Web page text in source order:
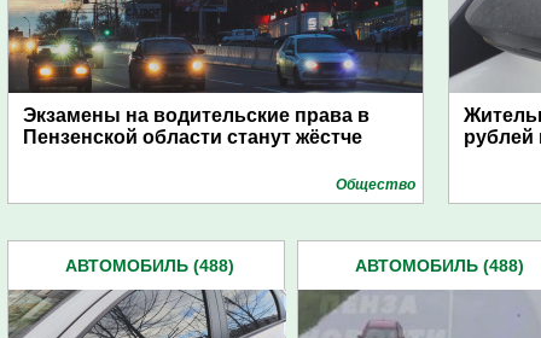
Экзамены на водительские права в
Пензенской области станут жёстче
Общество
рублей
АВТОМОБИЛЬ (488) АВТОМОБИЛЬ (488)